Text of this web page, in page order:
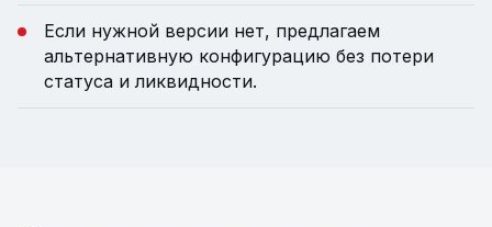
Если нужной версии нет, предлагаем
альтернативную конфигурацию без потери
статуса и ликвидности.